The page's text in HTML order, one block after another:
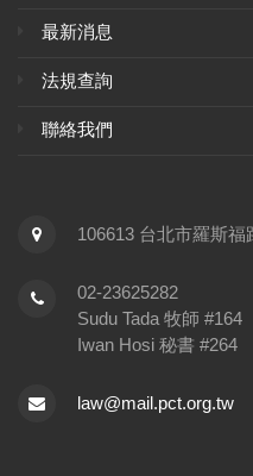
最新消息
法規查詢
聯絡我們
106613 台北市羅斯福
02-23625282
Sudu Tada 牧師 #164
Iwan Hosi 秘書 #264
law@mail.pct.org.tw